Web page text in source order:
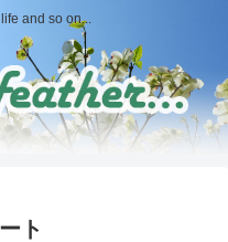
and so on...
ト